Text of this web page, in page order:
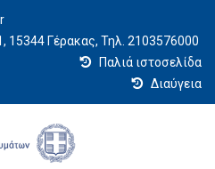
Γέρακας, Τηλ. 2103576000
Παλιά ιστοσελίδα
Διαύγεια